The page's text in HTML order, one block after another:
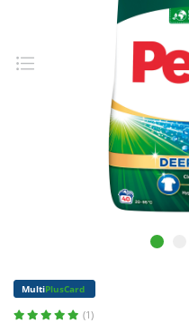
MultiPlusCard
(1)